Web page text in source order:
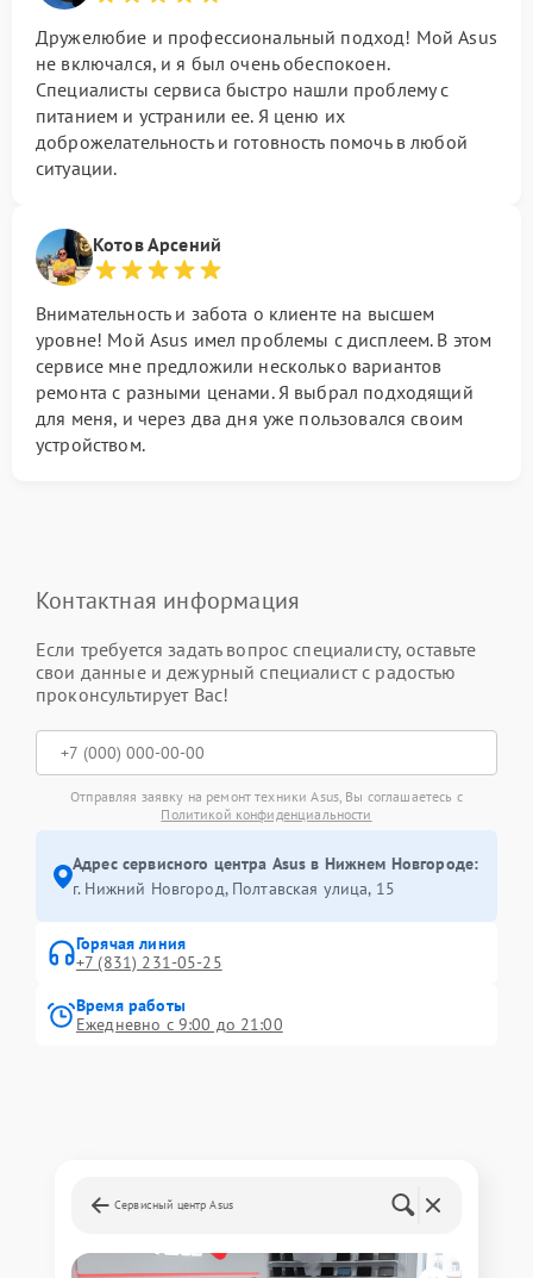
Дружелюбие и профессиональный подход! Мой Asus
не включался, и я был очень обеспокоен.
Специалисты сервиса быстро нашли проблему с
питанием и устранили ее. Я ценю их
доброжелательность и готовность помочь в любой
ситуации.
Котов Арсений
Внимательность и забота о клиенте на высшем
уровне! Мой Asus имел проблемы с дисплеем. В этом
сервисе мне предложили несколько вариантов
ремонта с разными ценами. Я выбрал подходящий
для меня, и через два дня уже пользовался своим
устройством.
Контактная информация
Если требуется задать вопрос специалисту, оставьте
свои данные и дежурный специалист с радостью
проконсультирует Вас!
Отправляя заявку на ремонт техники Asus, Вы соглашаетесь с
Политикой конфиденциальности
Адрес сервисного центра Asus в Нижнем Новгороде:
г. Нижний Новгород, Полтавская улица, 15
Горячая линия
+7 (831) 231-05-25
Время работы
Ежедневно с 9:00 до 21:00
Сервисный центр Asus